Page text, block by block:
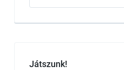
Játszunk!